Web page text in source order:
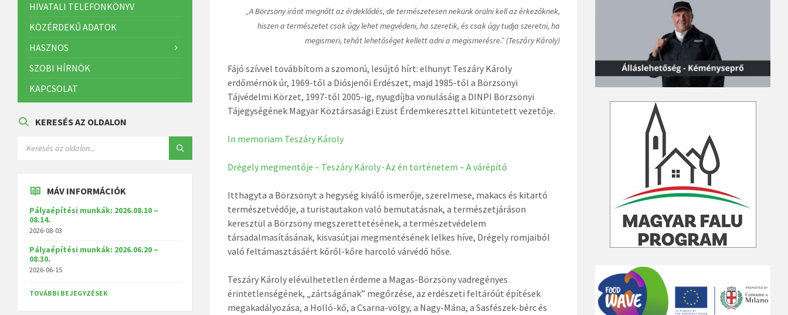
„A Börzsöny iránt megnőtt az érdeklődés, de természetesen nekünk örülni kell az érkezőknek,
hiszen a természetet csak úgy lehet megvédeni, ha szeretik, és csak úgy tudja szeretni, ha
megismeri, tehát lehetőséget kellett adni a megismerésre.” (Teszáry Károly)
Fájó szívvel továbbítom a szomorú, lesújtó hírt: elhunyt Teszáry Károly
erdőmérnök úr, 1969-től a Diósjenői Erdészet, majd 1985-től a Börzsönyi
Tájvédelmi Körzet, 1997-től 2005-ig, nyugdíjba vonulásáig a DINPI Börzsönyi
Tájegységének Magyar Köztársasági Ezüst Érdemkereszttel kitüntetett vezetője.
In memoriam Teszáry Károly
Drégely megmentője – Teszáry Károly ·Az én történetem – A várépítő
Itthagyta a Börzsönyt a hegység kiváló ismerője, szerelmese, makacs és kitartó
természetvédője, a turistautakon való bemutatásnak, a természetjáráson
keresztül a Börzsöny megszerettetésének, a természetvédelem
társadalmasításának, kisvasútjai megmentésének lelkes híve, Drégely romjaiból
való feltámasztásáért kőről-kőre harcoló várvédő hőse.
Teszáry Károly elévülhetetlen érdeme a Magas-Börzsöny vadregényes
érintetlenségének, „zártságának” megőrzése, az erdészeti feltáróút építések
megakadályozása, a Holló-kő, a Csarna-völgy, a Nagy-Mána, a Sasfészek-bérc és
HIVATALI TELEFONKÖNYV
KÖZÉRDEKŰ ADATOK
HASZNOS
SZOBI HÍRNÖK
KAPCSOLAT
KERESÉS AZ OLDALON
MÁV INFORMÁCIÓK
Pályaépítési munkák: 2026.08.10 –
08.14.
2026-08-03
Pályaépítési munkák: 2026.06.20 –
08.30.
2026-06-15
TOVÁBBI BEJEGYZÉSEK